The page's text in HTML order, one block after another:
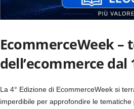
EcommerceWeek
dell’ecommerce dal
La 4° Edizione di EcommerceWeek si
imperdibile per approfondire le